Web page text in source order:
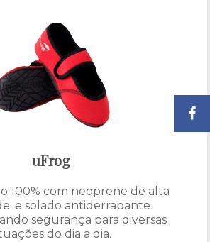
uFrog
100% com neoprene de alta
e solado antiderrapante
segurança para diversas
do dia a dia.